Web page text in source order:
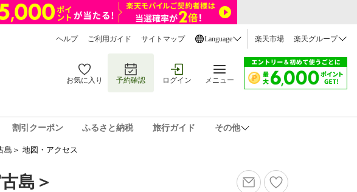
ヘルプ ご利用ガイド サイトマップ Language 楽天市場 楽天グループ
お気に入り 予約確認 ログイン メニュー
割引クーポン ふるさと納税 旅行ガイド その他
＞ 地図・アクセス
島＞